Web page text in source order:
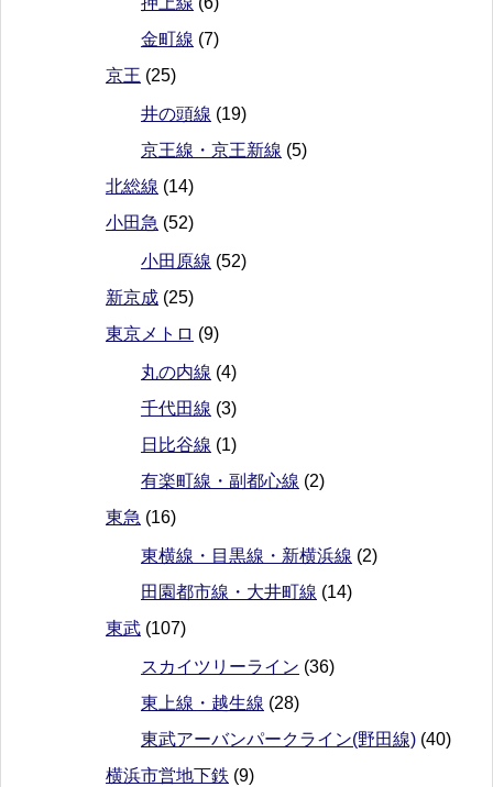
金町線 (7)
京王 (25)
井の頭線 (19)
京王線・京王新線 (5)
北総線 (14)
小田急 (52)
小田原線 (52)
新京成 (25)
東京メトロ (9)
丸の内線 (4)
千代田線 (3)
日比谷線 (1)
有楽町線・副都心線 (2)
東急 (16)
東横線・目黒線・新横浜線 (2)
田園都市線・大井町線 (14)
東武 (107)
スカイツリーライン (36)
東上線・越生線 (28)
東武アーバンパークライン(野田線) (40)
横浜市営地下鉄 (9)